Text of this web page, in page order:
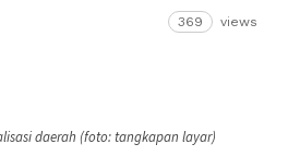
369 views
daerah (foto: tangkapan layar)